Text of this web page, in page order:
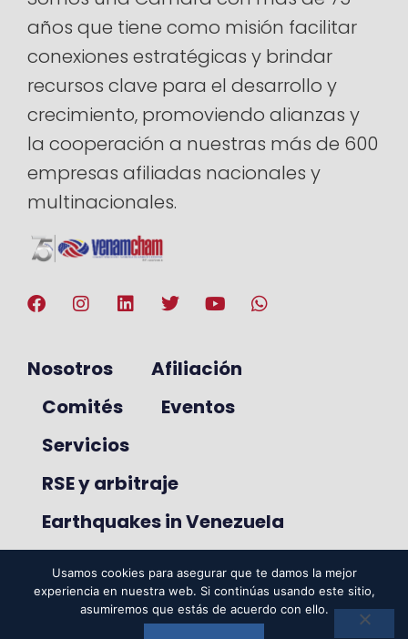
años que tiene como misión facilitar
conexiones estratégicas y brindar
recursos clave para el desarrollo y
crecimiento, promoviendo alianzas y
la cooperación a nuestras más de 600
empresas afiliadas nacionales y
multinacionales.
Nosotros
Afiliación
Comités
Eventos
Servicios
RSE y arbitraje
Earthquakes in Venezuela
© 2025. VenAmCham. Todos los
derechos reservados.
Usamos cookies para asegurar que te damos la mejor
experiencia en nuestra web. Si continúas usando este sitio,
asumiremos que estás de acuerdo con ello.